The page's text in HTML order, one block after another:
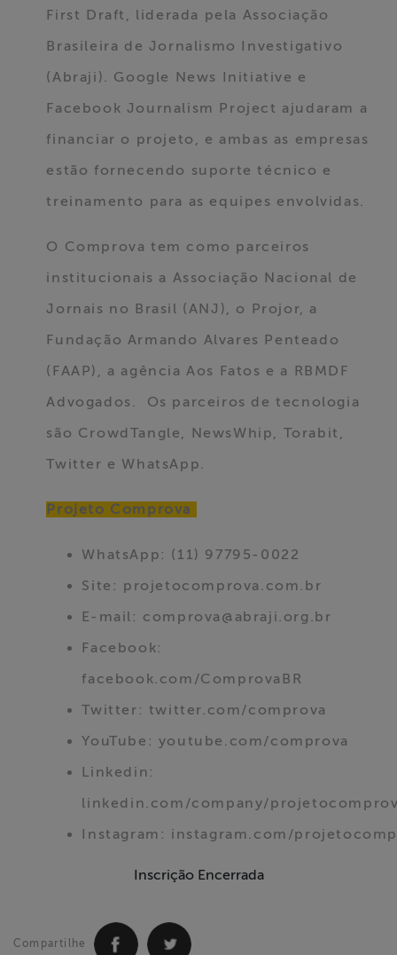
First Draft, liderada pela Associação
Brasileira de Jornalismo Investigativo
(Abraji). Google News Initiative e
Facebook Journalism Project ajudaram a
financiar o projeto, e ambas as empresas
estão fornecendo suporte técnico e
treinamento para as equipes envolvidas.
O Comprova tem como parceiros
institucionais a Associação Nacional de
Jornais no Brasil (ANJ), o Projor, a
Fundação Armando Alvares Penteado
(FAAP), a agência Aos Fatos e a RBMDF
Advogados. Os parceiros de tecnologia
são CrowdTangle, NewsWhip, Torabit,
Twitter e WhatsApp.
Projeto Comprova
WhatsApp: (11) 97795-0022
Site: projetocomprova.com.br
E-mail: comprova@abraji.org.br
Facebook:
facebook.com/ComprovaBR
Twitter: twitter.com/comprova
YouTube: youtube.com/comprova
Linkedin:
linkedin.com/company/
Instagram: instagram.com/
Inscrição Encerrada
Compartilhe